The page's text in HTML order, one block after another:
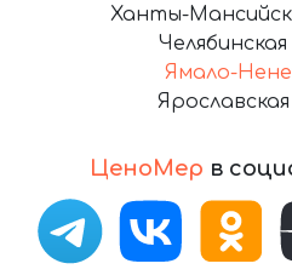
ЦеноМер в
Ханты-
Ямало-